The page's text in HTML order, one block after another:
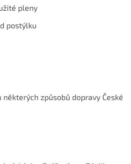
pleny
postýlku
některých způsobů dopravy České